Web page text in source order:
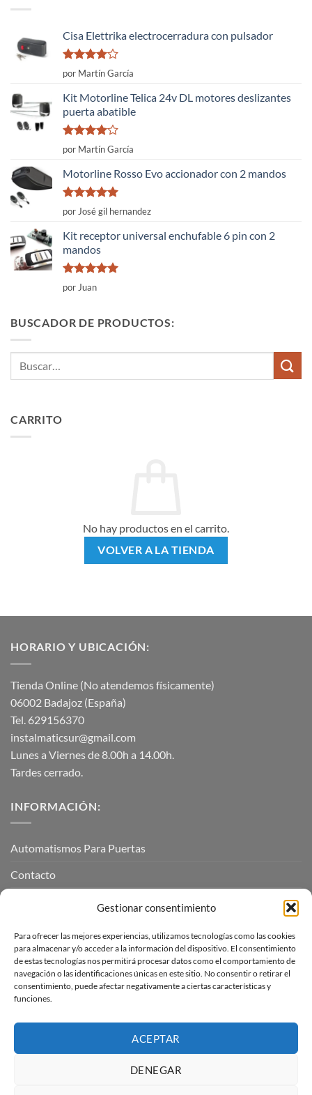
Gestionar consentimiento
Para ofrecer las mejores experiencias, utilizamos tecnologías como las cookies
para almacenar y/o acceder a la información del dispositivo. El consentimiento
de estas tecnologías nos permitirá procesar datos como el comportamiento de
navegación o las identificaciones únicas en este sitio. No consentir o retirar el
consentimiento, puede afectar negativamente a ciertas características y
funciones.
ACEPTAR
DENEGAR
Cisa Elettrika electrocerradura con pulsador
Valorado
con
5
por Martín García
Kit Motorline Telica 24v DL motores deslizantes
puerta abatible
Valorado
con
5
por Martín García
Motorline Rosso Evo accionador con 2 mandos
Valorado
con
de 5
por José gil hernandez
Kit receptor universal enchufable 6 pin con 2
mandos
Valorado
con
por Juan
BUSCADOR DE PRODUCTOS:
CARRITO
No hay productos en el carrito.
VOLVER A LA TIENDA
HORARIO Y UBICACIÓN:
Tienda Online (No atendemos físicamente)
06002 Badajoz (España)
Tel. 629156370
instalmaticsur@gmail.com
Lunes a Viernes de 8.00h a 14.00h.
Tardes cerrado.
INFORMACIÓN:
Automatismos Para Puertas
Contacto
INFORMACIÓN LEGAL
Aviso Legal